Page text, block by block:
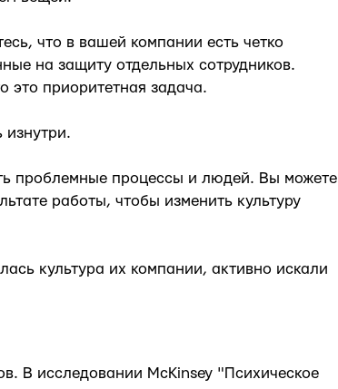
что в вашей компании есть четко
на защиту отдельных сотрудников.
это приоритетная задача.
изнутри.
проблемные процессы и людей. Вы можете
работы, чтобы изменить культуру
культура их компании, активно искали
В исследовании McKinsey "Психическое